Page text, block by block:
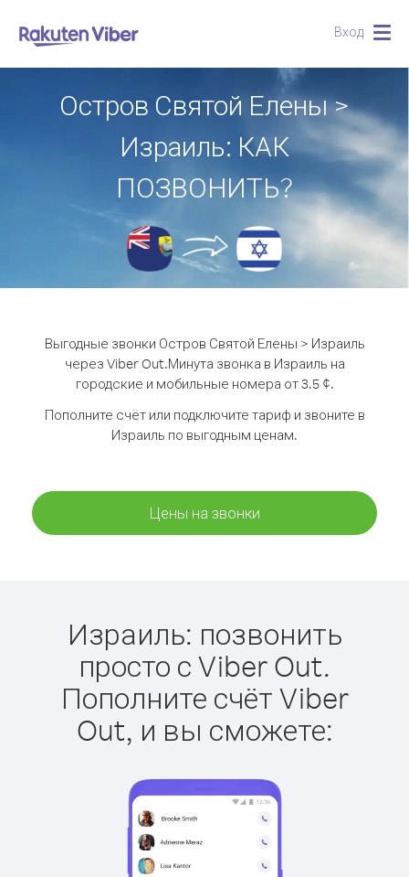
Вход
Остров Святой Елены >
Израиль: КАК
ПОЗВОНИТЬ?
Выгодные звонки Остров Святой Елены > Израиль
через Viber Out.Минута звонка в Израиль на
городские и мобильные номера от 3.5 ¢.
Пополните счёт или подключите тариф и звоните в
Израиль по выгодным ценам.
Цены на звонки
Израиль: позвонить
просто с Viber Out.
Пополните счёт Viber
Out, и вы сможете: